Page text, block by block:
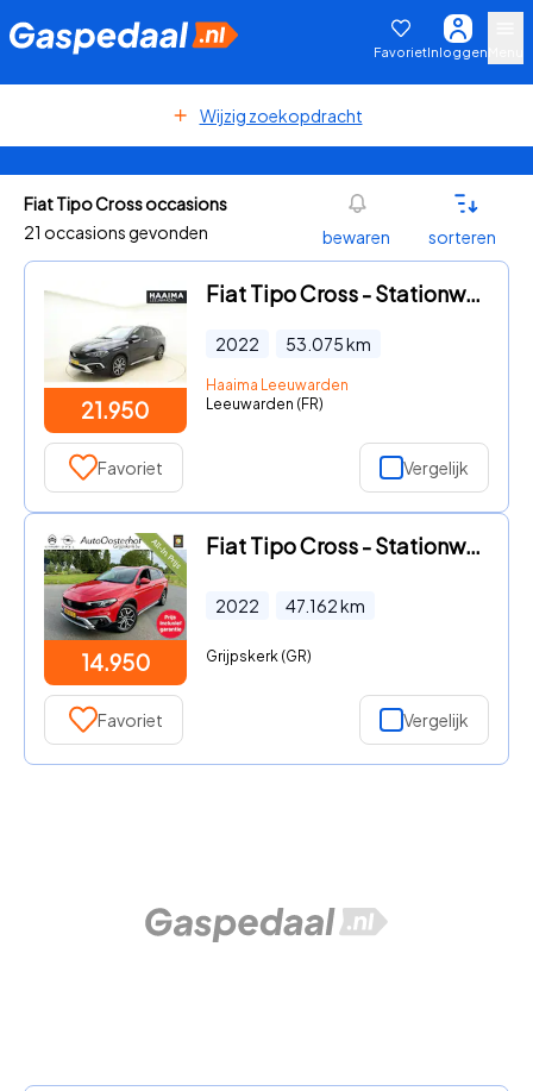
FavorietInloggen
Wijzig zoekopdracht
Fiat Tipo Cross occasions
21 occasions gevonden
bewaren sorteren
21.950
Fiat Tipo Cross - Stationwagon 1.5 Hybrid Automaat | Navigatie | Trekhaak | Cl
2022 53.075km
Haaima Leeuwarden
Leeuwarden (FR)
Favoriet Vergelijk
14.950
Fiat Tipo Cross - Stationwagon 100pk Red
2022 47.162km
Grijpskerk (GR)
Favoriet Vergelijk